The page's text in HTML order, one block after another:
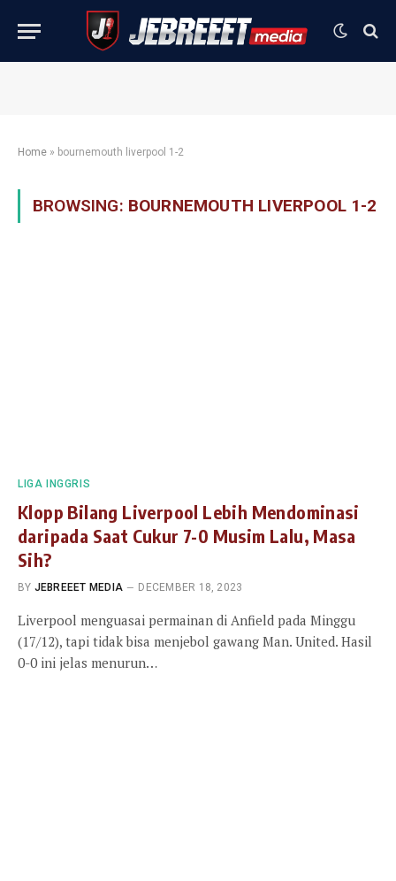
Home » bournemouth liverpool 1-2
BROWSING: BOURNEMOUTH LIVERPOOL 1-2
LIGA INGGRIS
Klopp Bilang Liverpool Lebih Mendominasi
daripada Saat Cukur 7-0 Musim Lalu, Masa
Sih?
BY JEBREEET MEDIA DECEMBER 18, 2023
Liverpool menguasai permainan di Anfield pada Minggu
(17/12), tapi tidak bisa menjebol gawang Man. United. Hasil
0-0 ini jelas menurun…